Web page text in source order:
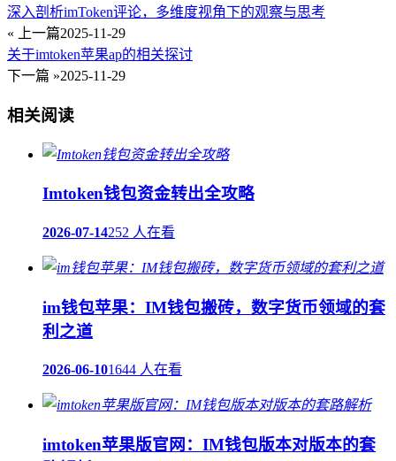
深入剖析imToken评论，多维度视角下的观察与思考
« 上一篇2025-11-29
关于imtoken苹果ap的相关探讨
下一篇 »2025-11-29
相关阅读
Imtoken钱包资金转出全攻略
2026-07-14252 人在看
im钱包苹果：IM钱包搬砖，数字货币领域的套
利之道
2026-06-101644 人在看
imtoken苹果版官网：IM钱包版本对版本的套